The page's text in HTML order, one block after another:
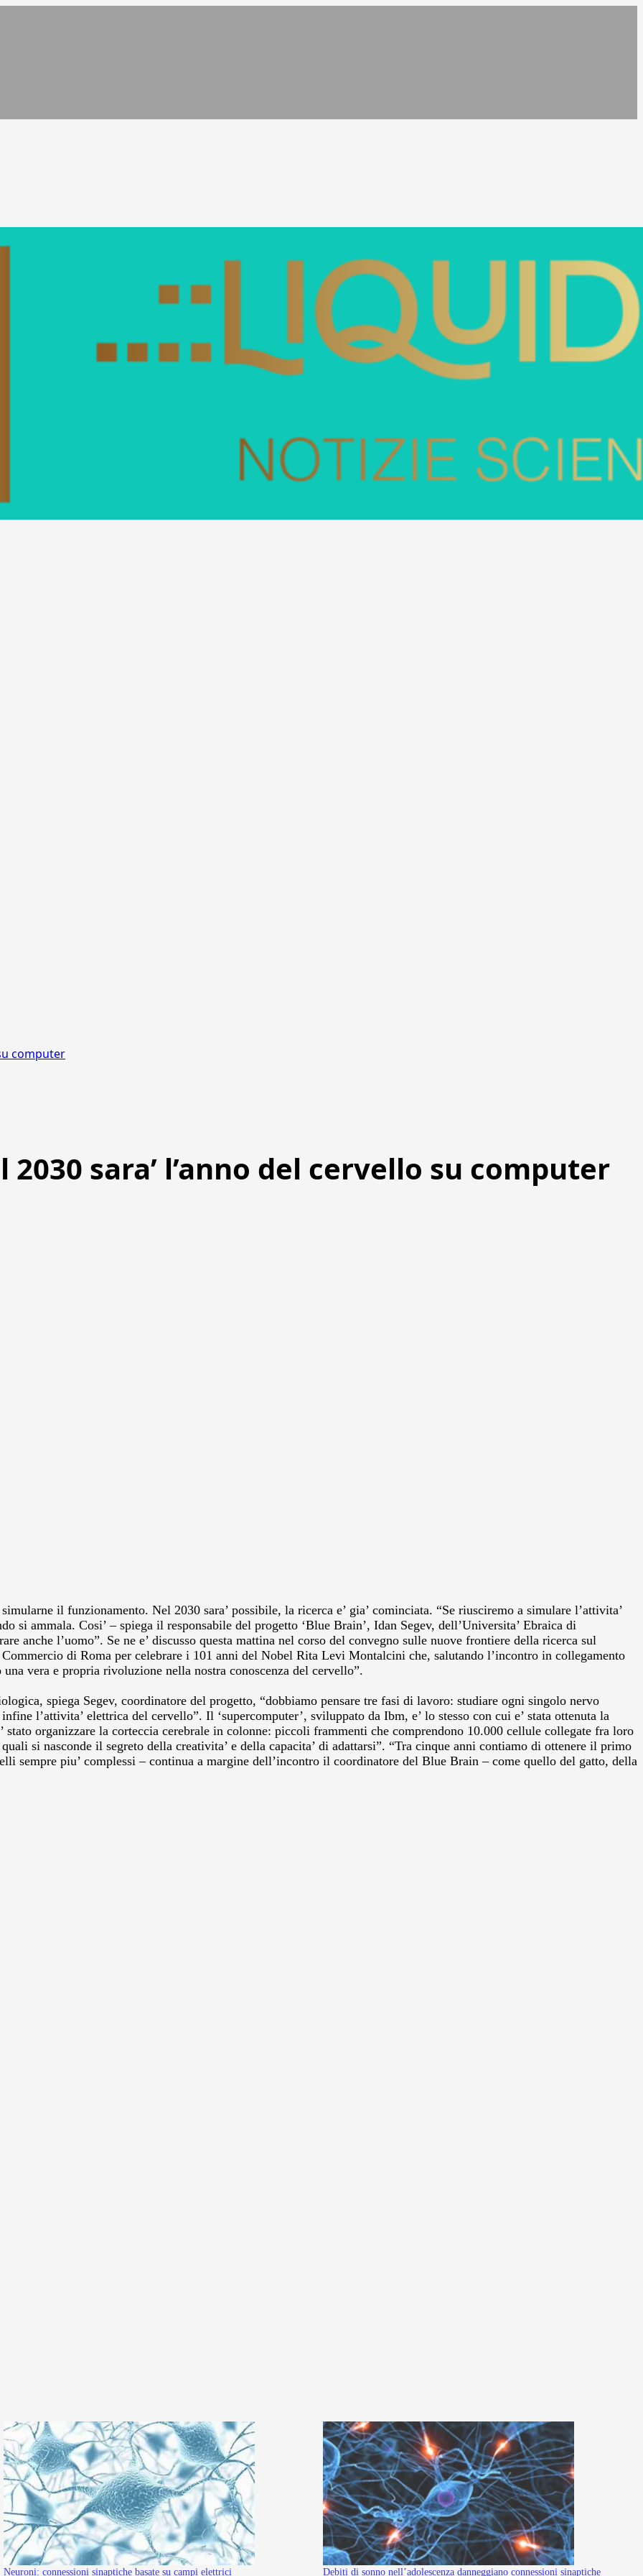
computer
2030 sara’ l’anno del cervello su computer
il funzionamento. Nel 2030 sara’ possibile, la ricerca e’ gia’ cominciata. “Se riusciremo a simulare l’attivita’
si ammala. Cosi’ – spiega il responsabile del progetto ‘Blue Brain’, Idan Segev, dell’Universita’ Ebraica di
anche l’uomo”. Se ne e’ discusso questa mattina nel corso del convegno sulle nuove frontiere della ricerca sul
di Roma per celebrare i 101 anni del Nobel Rita Levi Montalcini che, salutando l’incontro in collegamento
vera e propria rivoluzione nella nostra conoscenza del cervello”.
spiega Segev, coordinatore del progetto, “dobbiamo pensare tre fasi di lavoro: studiare ogni singolo nervo
l’attivita’ elettrica del cervello”. Il ‘supercomputer’, sviluppato da Ibm, e’ lo stesso con cui e’ stata ottenuta la
stato organizzare la corteccia cerebrale in colonne: piccoli frammenti che comprendono 10.000 cellule collegate fra loro
si nasconde il segreto della creativita’ e della capacita’ di adattarsi”. “Tra cinque anni contiamo di ottenere il primo
sempre piu’ complessi – continua a margine dell’incontro il coordinatore del Blue Brain – come quello del gatto, della
Neuroni: connessioni sinaptiche basate su campi elettrici Debiti di sonno nell’adolescenza danneggiano connessioni sinaptiche